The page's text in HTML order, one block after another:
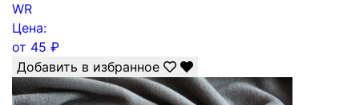
WR
Цена:
от 45 ₽
Добавить в избранное